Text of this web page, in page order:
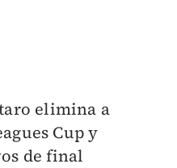
elimina a
Cup y
de final